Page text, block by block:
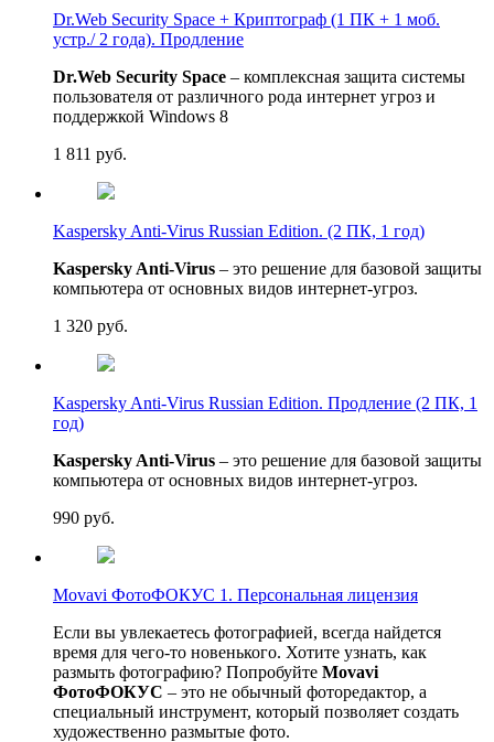
Dr.Web Security Space + Криптограф (1 ПК + 1 моб.
устр./ 2 года). Продление
Dr.Web Security Space – комплексная защита системы
пользователя от различного рода интернет угроз и
поддержкой Windows 8
1 811 руб.
Kaspersky Anti-Virus Russian Edition. (2 ПК, 1 год)
Kaspersky Anti-Virus – это решение для базовой защиты
компьютера от основных видов интернет-угроз.
1 320 руб.
Kaspersky Anti-Virus Russian Edition. Продление (2 ПК, 1
год)
Kaspersky Anti-Virus – это решение для базовой защиты
компьютера от основных видов интернет-угроз.
990 руб.
Movavi ФотоФОКУС 1. Персональная лицензия
Если вы увлекаетесь фотографией, всегда найдется
время для чего-то новенького. Хотите узнать, как
размыть фотографию? Попробуйте Movavi
ФотоФОКУС – это не обычный фоторедактор, а
специальный инструмент, который позволяет создать
художественно размытые фото.